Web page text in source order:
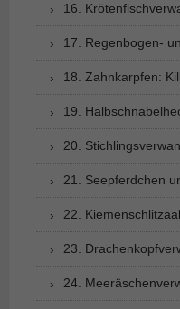
16.
17. Regenbogen-
18. Zahnkarpfen:
19.
20.
21. Seepferdchen
22.
23.
24.